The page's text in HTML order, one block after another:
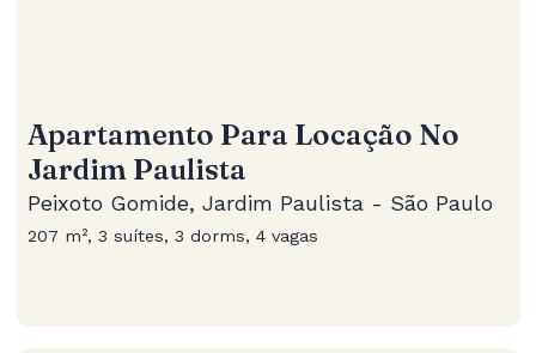
Apartamento Para Locação No
Jardim Paulista
Peixoto Gomide, Jardim Paulista - São Paulo
207 m², 3 suítes, 3 dorms, 4 vagas